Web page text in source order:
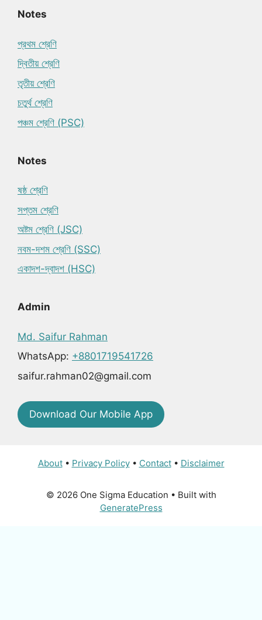
Notes
প্রথম শ্রেণি
দ্বিতীয় শ্রেণি
তৃতীয় শ্রেণি
চতুর্থ শ্রেণি
পঞ্চম শ্রেণি (PSC)
Notes
ষষ্ঠ শ্রেণি
সপ্তম শ্রেণি
অষ্টম শ্রেণি (JSC)
নবম-দশম শ্রেণি (SSC)
একাদশ-দ্বাদশ (HSC)
Admin
Md. Saifur Rahman
WhatsApp: +8801719541726
saifur.rahman02@gmail.com
Download Our Mobile App
About• Privacy Policy• Contact• Disclaimer
© 2026 One Sigma Education • Built with
GeneratePress